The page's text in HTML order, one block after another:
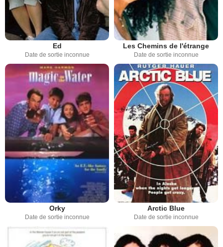
Ed
Date de sortie inconnue
Les Chemins de l'étrange
Date de sortie inconnue
Orky
Date de sortie inconnue
Arctic Blue
Date de sortie inconnue